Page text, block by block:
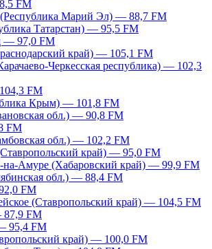
FM
Марий Эл) — 88,7 FM
Татарстан) — 95,5 FM
— 97,0 FM
край) — 105,1 FM
Черкесская республика) — 102,3
FM
Крым) — 101,8 FM
обл.) — 90,8 FM
FM
обл.) — 102,2 FM
край) — 95,0 FM
на-Амуре (Хабаровский край) — 99,9 FM
обл.) — 88,4 FM
FM
(Ставропольский край) — 104,5 FM
87,9 FM
95,4 FM
край) — 100,0 FM